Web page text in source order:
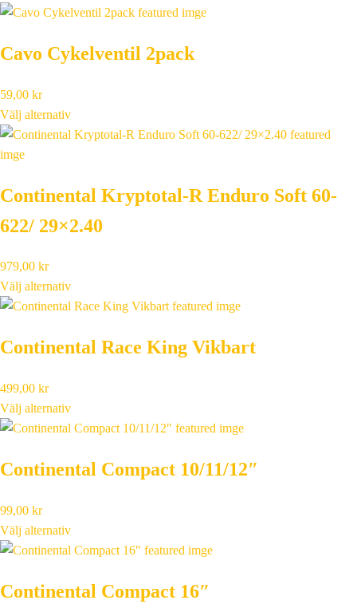
Cavo Cykelventil 2pack
59,00 kr
Välj alternativ
Continental Kryptotal-R Enduro Soft 60-
622/ 29×2.40
979,00 kr
Välj alternativ
Continental Race King Vikbart
499,00 kr
Välj alternativ
Continental Compact 10/11/12″
99,00 kr
Välj alternativ
Continental Compact 16″